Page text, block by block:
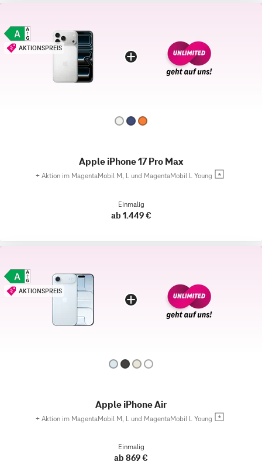
AKTIONSPREIS
Apple iPhone 17 Pro Max
+ Aktion im MagentaMobil M, L und MagentaMobil L Young
Einmalig
ab 1.449 €
AKTIONSPREIS
Apple iPhone Air
+ Aktion im MagentaMobil M, L und MagentaMobil L Young
Einmalig
ab 869 €